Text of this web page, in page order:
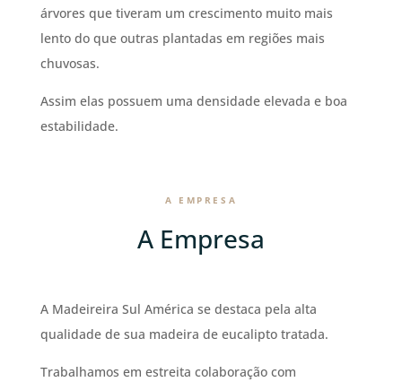
árvores que tiveram um crescimento muito mais
lento do que outras plantadas em regiões mais
chuvosas.
Assim elas possuem uma densidade elevada e boa
estabilidade.
A EMPRESA
A Empresa
A Madeireira Sul América se destaca pela alta
qualidade de sua madeira de eucalipto tratada.
Trabalhamos em estreita colaboração com